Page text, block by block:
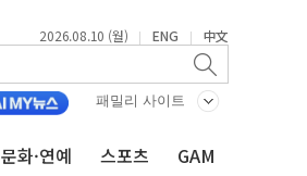
2026.08.10 (월) | ENG | 中文
패밀리 사이트
문화·연예 스포츠 GAM